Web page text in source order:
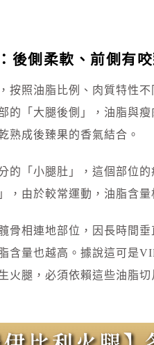
後側柔軟、前側有
按照油脂比例、肉質特性
的「大腿後側」，油脂與
熟成後臻果的香氣結合。
的「小腿肚」，這個部位
，由於較常運動，油脂含
骨相連地部位，因長時間
含量也越高。據說這可是
火腿，必須依賴這些油脂